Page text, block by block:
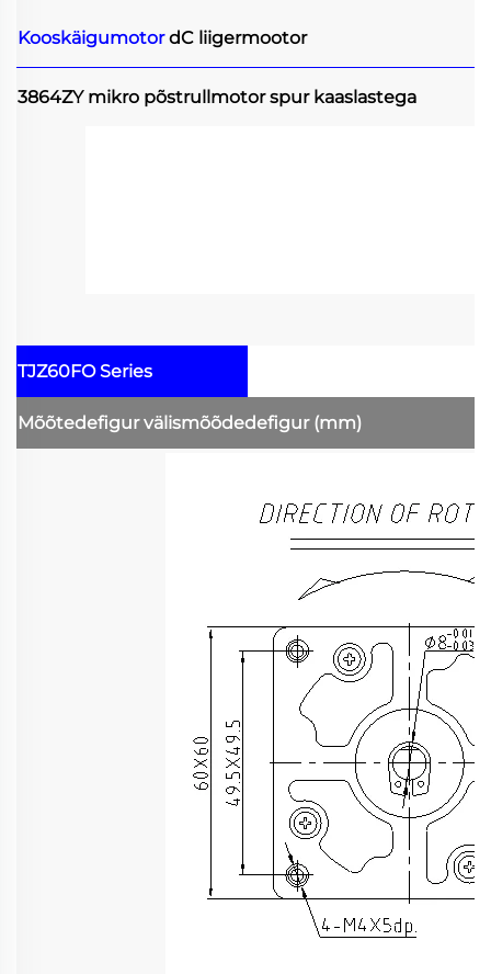
KooskäigumotordC liigermootor
3864ZY mikro põstrullmotor spur kaaslastega
TJZ60FO Series
Mõõtedefigurvälismõõdedefigur (mm)